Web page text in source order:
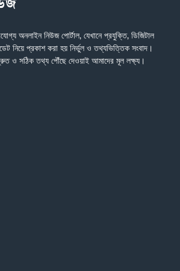
অনলাইন নিউজ পোর্টাল, যেখানে প্রযুক্তি, ডিজিটাল
নিয়ে প্রকাশ করা হয় নির্ভুল ও তথ্যভিত্তিক সংবাদ।
ও সঠিক তথ্য পৌঁছে দেওয়াই আমাদের মূল লক্ষ্য।